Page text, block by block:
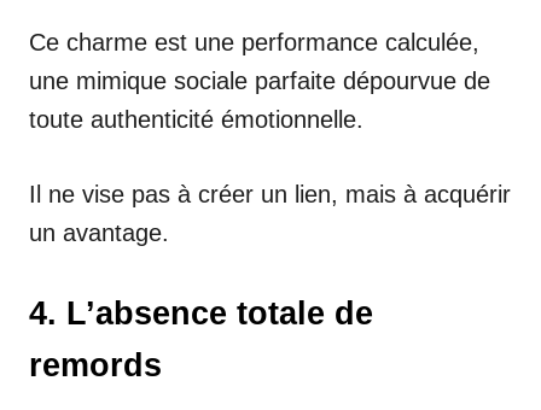
Ce charme est une performance calculée,
une mimique sociale parfaite dépourvue de
toute authenticité émotionnelle.
Il ne vise pas à créer un lien, mais à acquérir
un avantage.
4. L’absence totale de
remords